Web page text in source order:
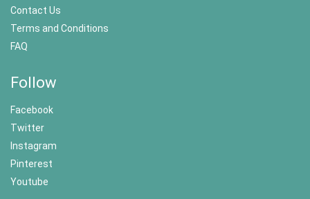
Contact Us
Terms and Conditions
FAQ
Follow
Facebook
Twitter
Instagram
Pinterest
Youtube